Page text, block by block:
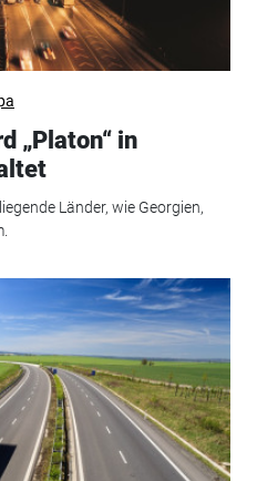
„Platon“ in
Länder, wie Georgien,